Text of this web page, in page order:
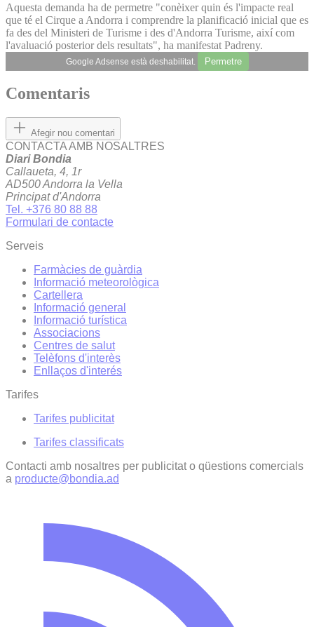
Aquesta demanda ha de permetre "conèixer quin és l'impacte real
que té el Cirque a Andorra i comprendre la planificació inicial que es
fa des del Ministeri de Turisme i des d'Andorra Turisme, així com
l'avaluació posterior dels resultats", ha manifestat Padreny.
Google Adsense està deshabilitat. Permetre
Comentaris
Afegir nou comentari
CONTACTA AMB NOSALTRES
Diari Bondia
Callaueta, 4, 1r
AD500 Andorra la Vella
Principat d'Andorra
Tel. +376 80 88 88
Formulari de contacte
Serveis
Farmàcies de guàrdia
Informació meteorològica
Cartellera
Informació general
Informació turística
Associacions
Centres de salut
Telèfons d'interès
Enllaços d'interés
Tarifes
Tarifes publicitat
Tarifes classificats
Contacti amb nosaltres per publicitat o qüestions comercials
a producte@bondia.ad